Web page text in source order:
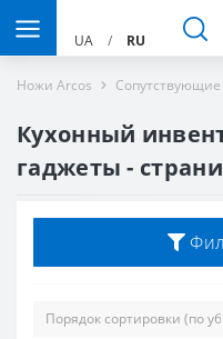
UA / RU
Ножи Arcos
Кухонный
гаджеты -